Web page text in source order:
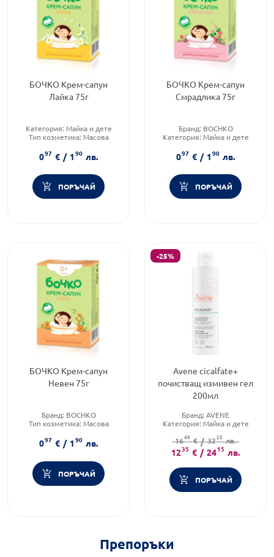
БОЧКО Крем-сапун
Лайка 75г
Категория: Майка и дете
Тип козметика: Масова
Форма на продукта:сапун
097 € / 190 лв.
ПОРЪЧАЙ
БОЧКО Крем-сапун
Смрадлика 75г
Бранд: BOCHKO
Категория: Майка и дете
097 € / 190 лв.
ПОРЪЧАЙ
БОЧКО Крем-сапун
Невен 75г
Бранд: BOCHKO
Тип козметика: Масова
Форма на продукта:сапун
097 € / 190 лв.
ПОРЪЧАЙ
-25%
Avene cicalfate+
почистващ измивен гел
200мл
Бранд: AVENE
Категория: Майка и дете
Дермокозметика
1649 € / 3225 лв.
1235 € / 2415 лв.
ПОРЪЧАЙ
Препоръки